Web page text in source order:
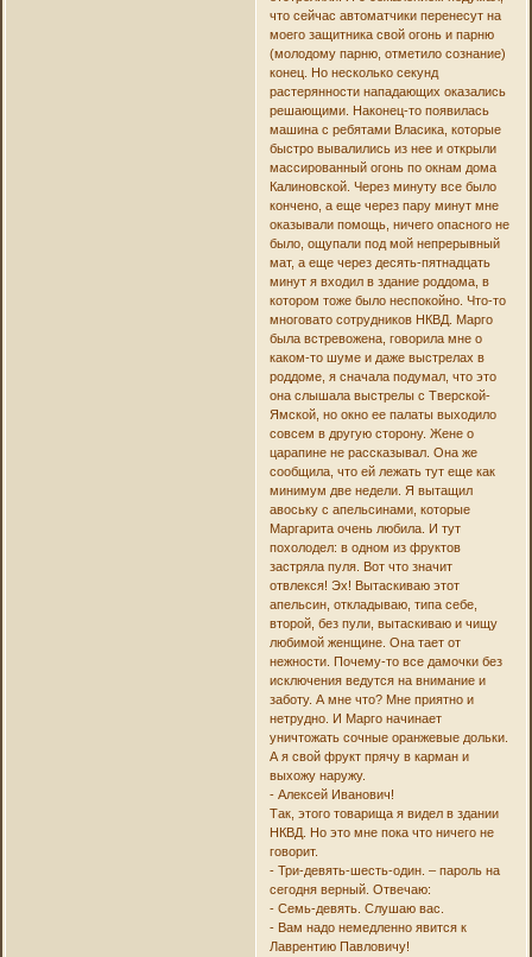
что сейчас автоматчики перенесут на
моего защитника свой огонь и парню
(молодому парню, отметило сознание)
конец. Но несколько секунд
растерянности нападающих оказались
решающими. Наконец-то появилась
машина с ребятами Власика, которые
быстро вывалились из нее и открыли
массированный огонь по окнам дома
Калиновской. Через минуту все было
кончено, а еще через пару минут мне
оказывали помощь, ничего опасного не
было, ощупали под мой непрерывный
мат, а еще через десять-пятнадцать
минут я входил в здание роддома, в
котором тоже было неспокойно. Что-то
многовато сотрудников НКВД. Марго
была встревожена, говорила мне о
каком-то шуме и даже выстрелах в
роддоме, я сначала подумал, что это
она слышала выстрелы с Тверской-
Ямской, но окно ее палаты выходило
совсем в другую сторону. Жене о
царапине не рассказывал. Она же
сообщила, что ей лежать тут еще как
минимум две недели. Я вытащил
авоську с апельсинами, которые
Маргарита очень любила. И тут
похолодел: в одном из фруктов
застряла пуля. Вот что значит
отвлекся! Эх! Вытаскиваю этот
апельсин, откладываю, типа себе,
второй, без пули, вытаскиваю и чищу
любимой женщине. Она тает от
нежности. Почему-то все дамочки без
исключения ведутся на внимание и
заботу. А мне что? Мне приятно и
нетрудно. И Марго начинает
уничтожать сочные оранжевые дольки.
А я свой фрукт прячу в карман и
выхожу наружу.
- Алексей Иванович!
Так, этого товарища я видел в здании
НКВД. Но это мне пока что ничего не
говорит.
- Три-девять-шесть-один. – пароль на
сегодня верный. Отвечаю:
- Семь-девять. Слушаю вас.
- Вам надо немедленно явится к
Лаврентию Павловичу!